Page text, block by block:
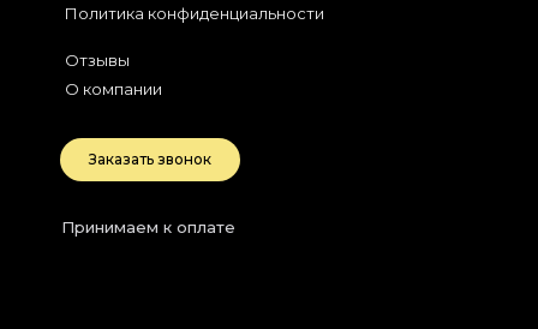
Политика конфиденциальности
Отзывы
О компании
Заказать звонок
Принимаем к оплате